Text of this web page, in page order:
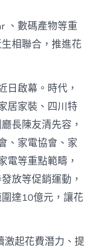
滅
花
費
_
中
國
網〉
中
、數碼產物等重
相聯合，推進花
日啟幕。時代，
居家裝、四川特
長陳友清先容，
、家電協會、家
電等重點範疇，
放等促銷運動，
達10億元，讓花
激起花費潛力、提